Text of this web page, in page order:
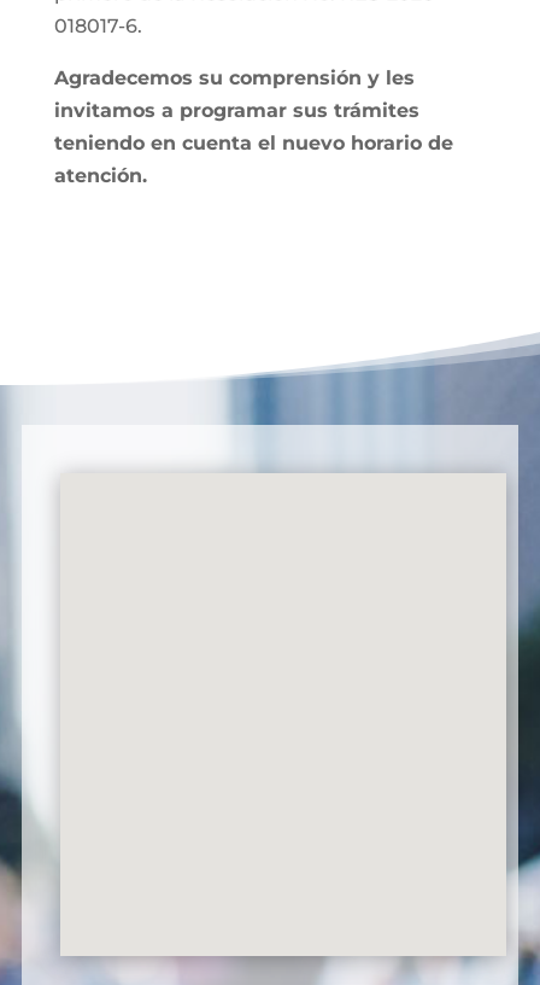
018017-6.
Agradecemos su comprensión y les
invitamos a programar sus trámites
teniendo en cuenta el nuevo horario de
atención.